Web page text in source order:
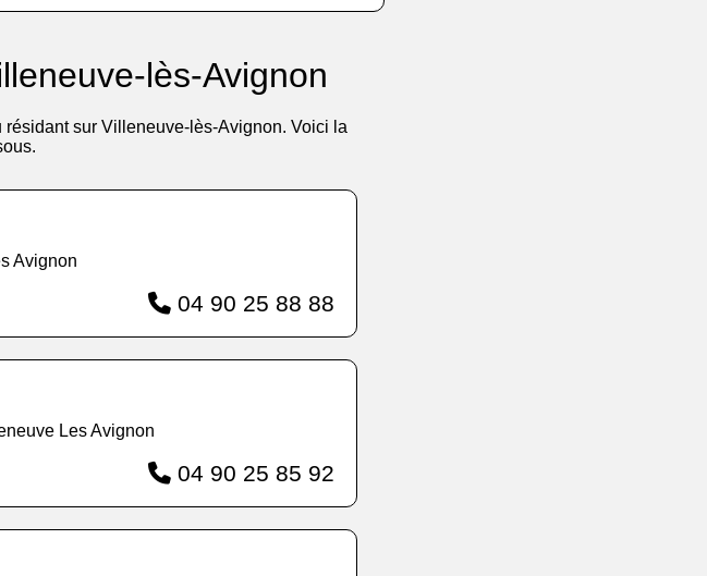
lès-Avignon
sur Villeneuve-lès-Avignon. Voici la
Avignon
04 90 25 88 88
Les Avignon
04 90 25 85 92